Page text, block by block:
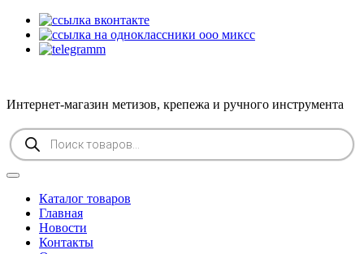
Интернет-магазин метизов, крепежа и ручного инструмента
Поиск
товаров
Каталог товаров
Главная
Новости
Контакты